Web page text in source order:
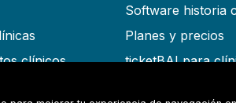
clínicos
Software historia
Planes y precios
ticketBAI para